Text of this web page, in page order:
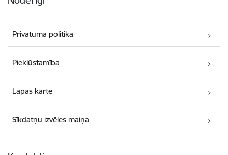
Privātuma politika
Piekļūstamība
Lapas karte
Sīkdatņu izvēles maiņa